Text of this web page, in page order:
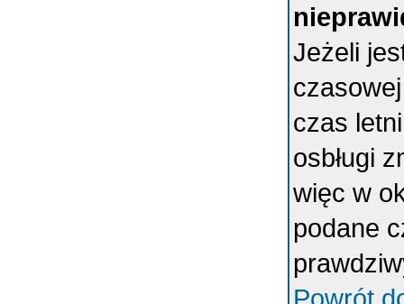
Jeżeli
czas
osbługi
więc w
podane